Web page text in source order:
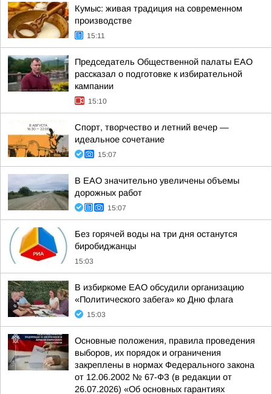
Кумыс: живая традиция на современном
производстве
15:11
Председатель Общественной палаты ЕАО
рассказал о подготовке к избирательной
кампании
15:10
Спорт, творчество и летний вечер —
идеальное сочетание
15:07
В ЕАО значительно увеличены объемы
дорожных работ
15:07
Без горячей воды на три дня останутся
биробиджанцы
15:03
В избиркоме ЕАО обсудили организацию
«Политического забега» ко Дню флага
15:03
Основные положения, правила проведения
выборов, их порядок и ограничения
закреплены в нормах Федерального закона
от 12.06.2002 № 67-ФЗ (в редакции от
26.07.2026) «Об основных гарантиях